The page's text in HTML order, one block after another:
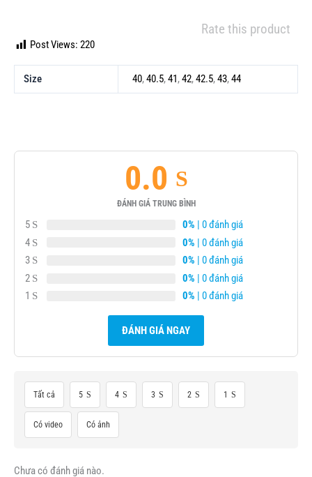
Rate this product
Post Views: 220
Size 40,40.5,41,42,42.5,43,44
0.0
ĐÁNH GIÁ TRUNG BÌNH
5 0% | 0 đánh giá
4
0% | 0 đánh giá
3
0% | 0 đánh giá
2
0% | 0 đánh giá
1
0% | 0 đánh giá
ĐÁNH GIÁ NGAY
Tất cả 5 4 3 2 1
Có video Có ảnh
Chưa có đánh giá nào.